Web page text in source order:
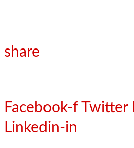
share
Facebook-f Twitter
Linkedin-in